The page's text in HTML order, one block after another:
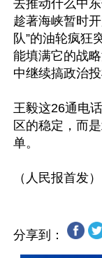
去推动什么中
趁著海峡暂时
队”的油轮疯狂
能填满它的战
中继续搞政治投
王毅这26通电
区的稳定，而
单。
分享到：